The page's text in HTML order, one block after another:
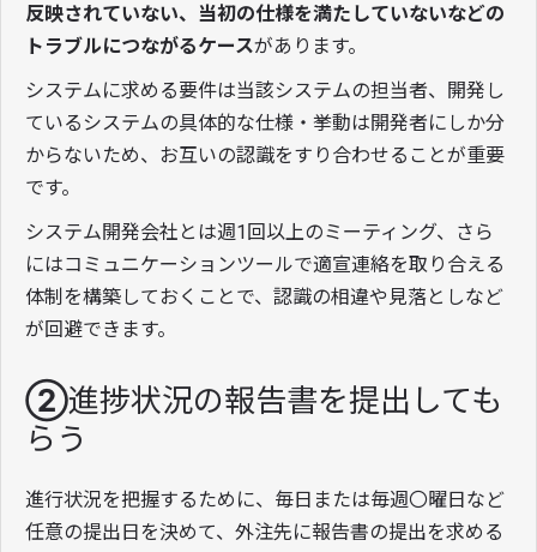
反映されていない、当初の仕様を満たしていないなどの
トラブルにつながるケースがあります。
システムに求める要件は当該システムの担当者、開発し
ているシステムの具体的な仕様・挙動は開発者にしか分
からないため、お互いの認識をすり合わせることが重要
です。
システム開発会社とは週1回以上のミーティング、さら
にはコミュニケーションツールで適宣連絡を取り合える
体制を構築しておくことで、認識の相違や見落としなど
が回避できます。
②進捗状況の報告書を提出しても
らう
進行状況を把握するために、毎日または毎週〇曜日など
任意の提出日を決めて、外注先に報告書の提出を求める